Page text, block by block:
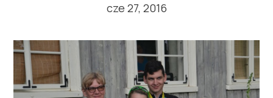
cze 27, 2016